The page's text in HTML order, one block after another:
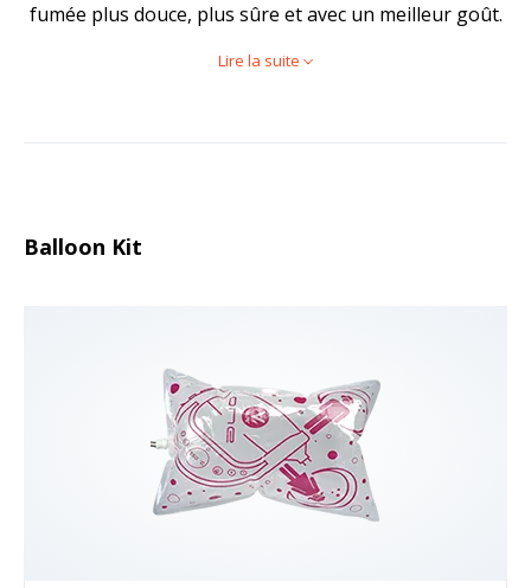
fumée plus douce, plus sûre et avec un meilleur goût.
Lire la suite
Balloon Kit